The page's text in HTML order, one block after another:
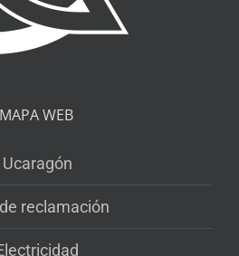
MAPA WEB
Ucaragón
reclamación